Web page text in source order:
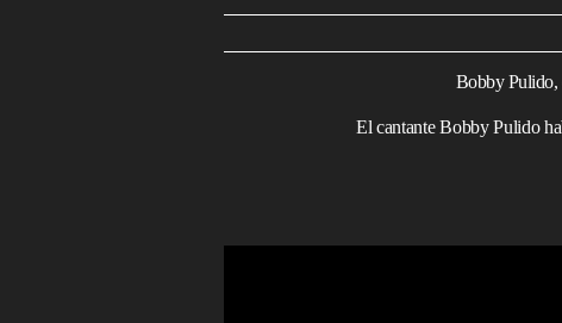
Bobby Pulido,
El cantante Bobby Pulido